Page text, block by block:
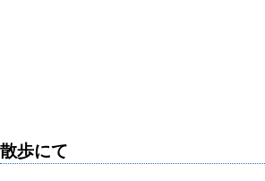
散歩にて